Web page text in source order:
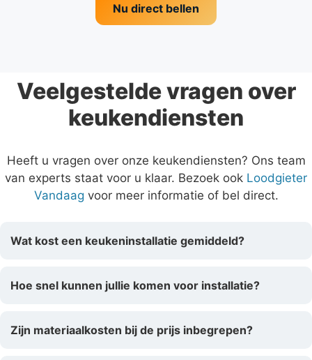
Nu direct bellen
Veelgestelde vragen over
keukendiensten
Heeft u vragen over onze keukendiensten? Ons team
van experts staat voor u klaar. Bezoek ook Loodgieter
Vandaag voor meer informatie of bel direct.
Wat kost een keukeninstallatie gemiddeld?
Hoe snel kunnen jullie komen voor installatie?
Zijn materiaalkosten bij de prijs inbegrepen?